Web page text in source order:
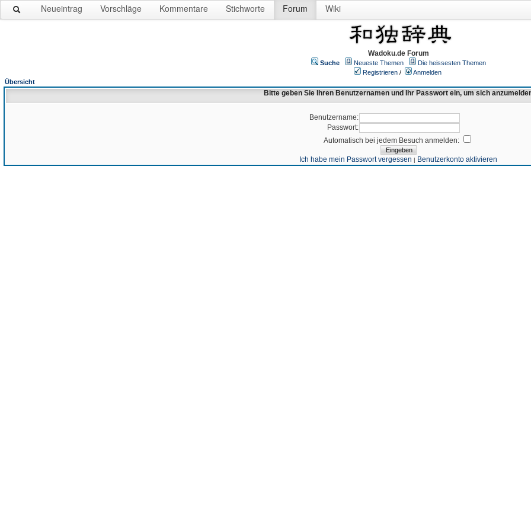
Neueintrag Vorschläge Kommentare Stichworte Forum Wiki
Wadoku.de Forum
Suche Neueste Themen
Die heissesten Themen
Registrieren /
Anmelden
Übersicht
Bitte geben Sie Ihren Benutzernamen und Ihr Passwort ein, um sich
Benutzername:
Passwort:
Automatisch bei jedem Besuch anmelden:
Ich habe mein Passwort vergessen | Benutzerkonto aktivieren